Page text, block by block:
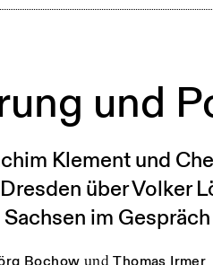
und
Klement und
über Volker
im
und